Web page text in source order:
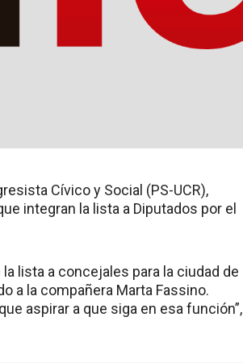
Cívico y Social (PS-UCR),
integran la lista a Diputados por el
lista a concejales para la ciudad de
a la compañera Marta Fassino.
aspirar a que siga en esa función”,